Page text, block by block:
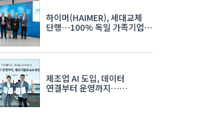
08.19~08.22
자율주행모빌리티산업전
08.25~08.27
차세대 반도체 패키징 산업전
08.26~08.28 수원컨벤션센터
하이머(HAIMER), 세대교체
단행…100% 독일 가족기업
제조업 AI 도입, 데이터
연결부터 운영까지…